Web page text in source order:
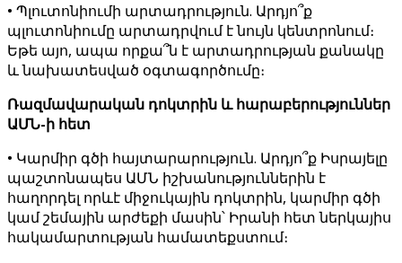
• Պլուտոնիումի արտադրություն. Արդյո՞ք
պլուտոնիումը արտադրվում է նույն կենտրոնում։
Եթե այո, ապա որքա՞ն է արտադրության քանակը
և նախատեսված օգտագործումը։
Ռազմավարական դոկտրին և հարաբերություններ
ԱՄՆ-ի հետ
• Կարմիր գծի հայտարարություն. Արդյո՞ք Իսրայելը
պաշտոնապես ԱՄՆ իշխանություններին է
հաղորդել որևէ միջուկային դոկտրին, կարմիր գծի
կամ շեմային արժեքի մասին՝ Իրանի հետ ներկայիս
հակամարտության համատեքստում։